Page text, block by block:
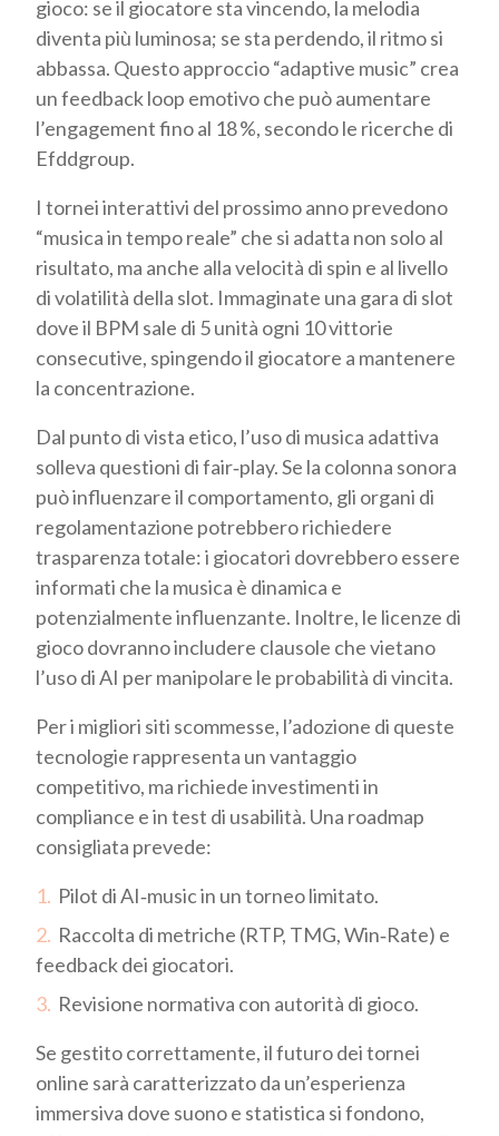
gioco: se il giocatore sta vincendo, la melodia
diventa più luminosa; se sta perdendo, il ritmo si
abbassa. Questo approccio “adaptive music” crea
un feedback loop emotivo che può aumentare
l’engagement fino al 18 %, secondo le ricerche di
Efddgroup.
I tornei interattivi del prossimo anno prevedono
“musica in tempo reale” che si adatta non solo al
risultato, ma anche alla velocità di spin e al livello
di volatilità della slot. Immaginate una gara di slot
dove il BPM sale di 5 unità ogni 10 vittorie
consecutive, spingendo il giocatore a mantenere
la concentrazione.
Dal punto di vista etico, l’uso di musica adattiva
solleva questioni di fair‑play. Se la colonna sonora
può influenzare il comportamento, gli organi di
regolamentazione potrebbero richiedere
trasparenza totale: i giocatori dovrebbero essere
informati che la musica è dinamica e
potenzialmente influenzante. Inoltre, le licenze di
gioco dovranno includere clausole che vietano
l’uso di AI per manipolare le probabilità di vincita.
Per i migliori siti scommesse, l’adozione di queste
tecnologie rappresenta un vantaggio
competitivo, ma richiede investimenti in
compliance e in test di usabilità. Una roadmap
consigliata prevede:
Pilot di AI‑music in un torneo limitato.
Raccolta di metriche (RTP, TMG, Win‑Rate) e
feedback dei giocatori.
Revisione normativa con autorità di gioco.
Se gestito correttamente, il futuro dei tornei
online sarà caratterizzato da un’esperienza
immersiva dove suono e statistica si fondono,